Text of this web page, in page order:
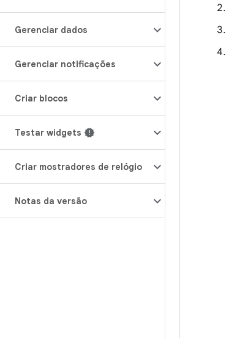
Gerenciar dados
Gerenciar notificações
Criar blocos
Testar widgets
Criar mostradores de relógio
Notas da versão